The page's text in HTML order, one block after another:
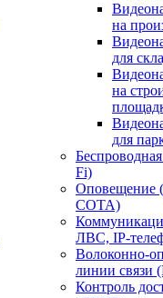
на
для
на
для
Fi)
СОТА)
ЛВС, IP-
Волоконно-
линии
Контроль